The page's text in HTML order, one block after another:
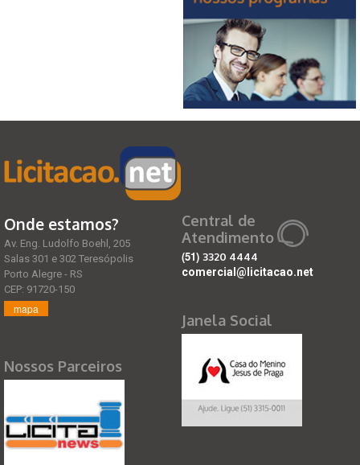
Onde estamos?
Av. Eng. Ludolfo Boehl, 205
Salas 301 e 302 Teresópolis
Porto Alegre - RS
CEP: 91720-150
mapa
Nossos Parceiros
Central de
Atendimento
(51) 3320 4444
comercial@licitacao.net
Janela Social